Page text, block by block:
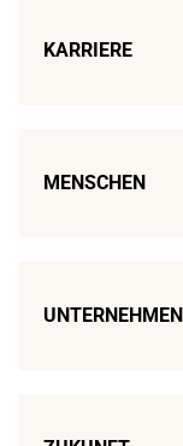
KARRIERE
MENSCHEN
UNTERNEHMEN